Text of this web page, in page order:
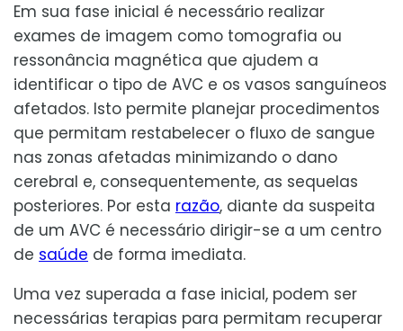
Em sua fase inicial é necessário realizar
exames de imagem como tomografia ou
ressonância magnética que ajudem a
identificar o tipo de AVC e os vasos sanguíneos
afetados. Isto permite planejar procedimentos
que permitam restabelecer o fluxo de sangue
nas zonas afetadas minimizando o dano
cerebral e, consequentemente, as sequelas
posteriores. Por esta razão, diante da suspeita
de um AVC é necessário dirigir-se a um centro
de saúde de forma imediata.
Uma vez superada a fase inicial, podem ser
necessárias terapias para permitam recuperar